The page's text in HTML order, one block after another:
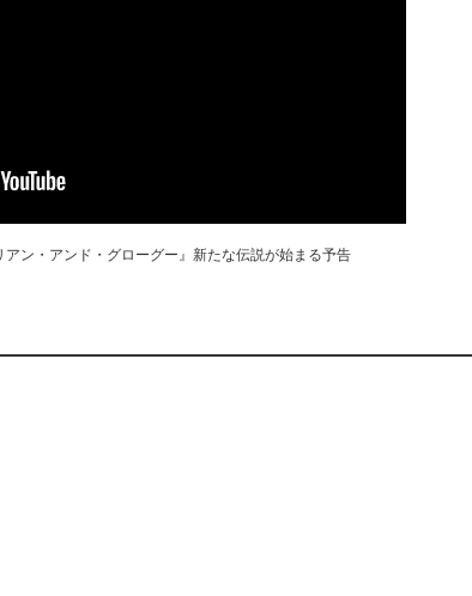
ン・アンド・グローグー』新たな伝説が始まる予告